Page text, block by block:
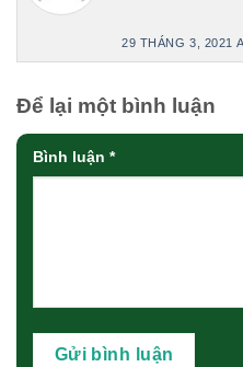
29 THÁNG 3, 2021
Để lại một bình luận
Bình luận *